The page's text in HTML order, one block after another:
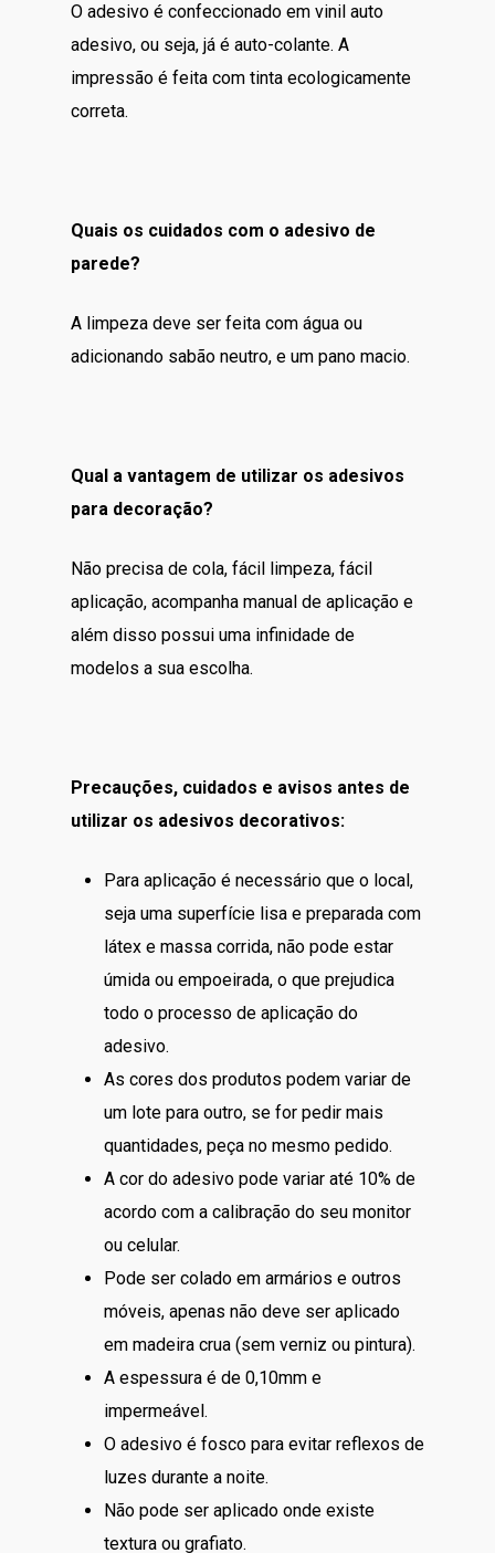
O adesivo é confeccionado em vinil auto
adesivo, ou seja, já é auto-colante. A
impressão é feita com tinta ecologicamente
correta.
Quais os cuidados com o adesivo de
parede?
A limpeza deve ser feita com água ou
adicionando sabão neutro, e um pano macio.
Qual a vantagem de utilizar os adesivos
para decoração?
Não precisa de cola, fácil limpeza, fácil
aplicação, acompanha manual de aplicação e
além disso possui uma infinidade de
modelos a sua escolha.
Precauções, cuidados e avisos antes de
utilizar os adesivos decorativos:
Para aplicação é necessário que o local,
seja uma superfície lisa e preparada com
látex e massa corrida, não pode estar
úmida ou empoeirada, o que prejudica
todo o processo de aplicação do
adesivo.
As cores dos produtos podem variar de
um lote para outro, se for pedir mais
quantidades, peça no mesmo pedido.
A cor do adesivo pode variar até 10% de
acordo com a calibração do seu monitor
ou celular.
Pode ser colado em armários e outros
móveis, apenas não deve ser aplicado
em madeira crua (sem verniz ou pintura).
A espessura é de 0,10mm e
impermeável.
O adesivo é fosco para evitar reflexos de
luzes durante a noite.
Não pode ser aplicado onde existe
textura ou grafiato.